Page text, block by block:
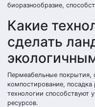
биоразнообразие,
Какие
сделать
Пермеабельные
компостирование, посадка
технологии способствуют
ресурсов.